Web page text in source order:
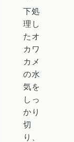
下処
理し
たオ
カワ
カメ
の水
気を
しっ
かり
切
り、